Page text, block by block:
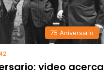
75 Aniversario
video acerca